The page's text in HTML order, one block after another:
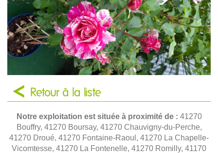
Retour à la liste
Notre exploitation est située à proximité de : 41270
Bouffry, 41270 Boursay, 41270 Chauvigny-du-Perche,
41270 Droué, 41270 Fontaine-Raoul, 41270 La Chapelle-
Vicomtesse, 41270 La Fontenelle, 41270 Romilly, 41170